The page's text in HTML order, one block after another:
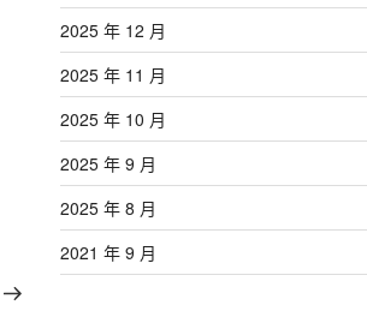
篇
2025 年 12 月
2025 年 11 月
2025 年 10 月
2025 年 9 月
2025 年 8 月
2021 年 9 月